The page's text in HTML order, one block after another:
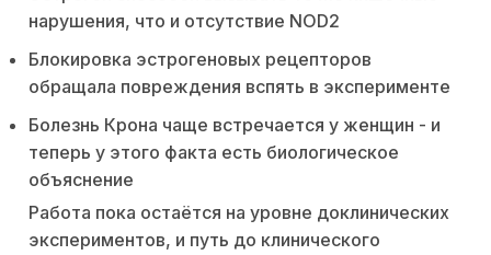
нарушения, что и отсутствие NOD2
Блокировка эстрогеновых рецепторов
обращала повреждения вспять в эксперименте
Болезнь Крона чаще встречается у женщин - и
теперь у этого факта есть биологическое
объяснение
Работа пока остаётся на уровне доклинических
экспериментов, и путь до клинического